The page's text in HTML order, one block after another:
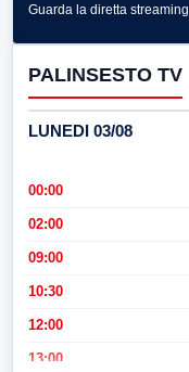
Guarda la diretta streaming
PALINSESTO TV
LUNEDI 03/08
00:00
02:00
09:00
10:30
12:00
13:00